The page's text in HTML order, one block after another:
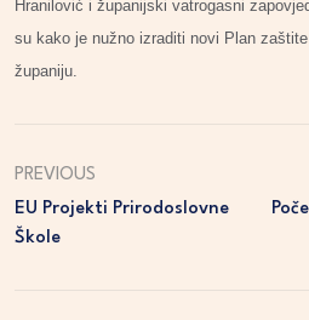
Hranilović i županijski vatrogasni
su kako je nužno izraditi novi Plan
županiju.
PREVIOUS
EU Projekti Prirodoslovne
Škole